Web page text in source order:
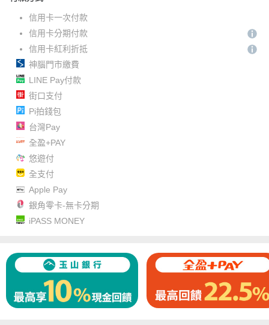
信用卡一次付款
信用卡分期付款
信用卡紅利折抵
神腦門市繳費
LINE Pay付款
街口支付
Pi拍錢包
台灣Pay
全盈+PAY
悠遊付
全支付
Apple Pay
銀角零卡-無卡分期
iPASS MONEY